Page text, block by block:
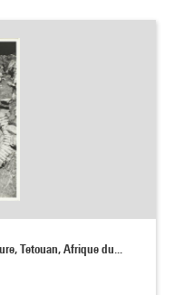
Tetouan, Afrique du...